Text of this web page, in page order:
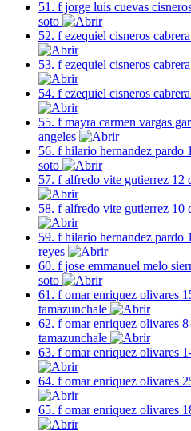
51. f jorge luis cuevas
soto
52. f ezequiel cisneros
53. f ezequiel cisneros
54. f ezequiel cisneros
55. f mayra carmen vargas
angeles
56. f hilario hernandez pardo
soto
57. f alfredo vite gutierrez 12
58. f alfredo vite gutierrez 10
59. f hilario hernandez pardo
reyes
60. f jose emmanuel melo
soto
61. f omar enriquez olivares
tamazunchale
62. f omar enriquez olivares
tamazunchale
63. f omar enriquez olivares
64. f omar enriquez olivares
65. f omar enriquez olivares